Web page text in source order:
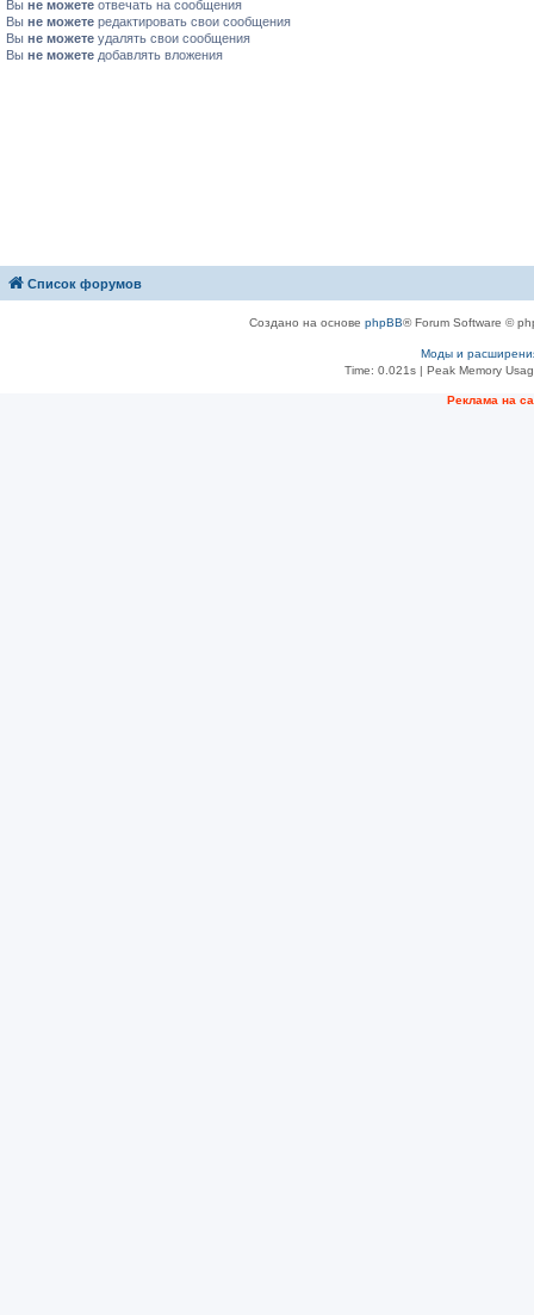
Вы не можете отвечать на сообщения
Вы не можете редактировать свои сообщения
Вы не можете удалять свои сообщения
Вы не можете добавлять вложения
Список форумов
Создано на основе phpBB® Forum Software ©
Моды и
Time: 0.021s| Peak Memory
Рeклама на